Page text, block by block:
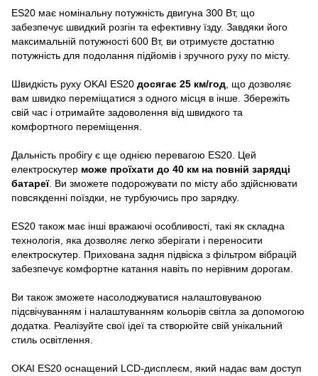
ES20 має номінальну потужність двигуна 300 Вт, що
забезпечує швидкий розгін та ефективну їзду. Завдяки його
максимальній потужності 600 Вт, ви отримуєте достатню
потужність для подолання підйомів і зручного руху по місту.
Швидкість руху OKAI ES20 досягає 25 км/год , що дозволяє
вам швидко переміщатися з одного місця в інше. Збережіть
свій час і отримайте задоволення від швидкого та
комфортного переміщення.
Дальність пробігу є ще однією перевагою ES20. Цей
електроскутер може проїхати до 40 км на повній зарядці
батареї. Ви зможете подорожувати по місту або здійснювати
повсякденні поїздки, не турбуючись про зарядку.
ES20 також має інші вражаючі особливості, такі як складна
технологія, яка дозволяє легко зберігати і переносити
електроскутер. Прихована задня підвіска з фільтром вібрацій
забезпечує комфортне катання навіть по нерівним дорогам.
Ви також зможете насолоджуватися налаштовуваною
підсвічуванням і налаштуванням кольорів світла за допомогою
додатка. Реалізуйте свої ідеї та створюйте свій унікальний
стиль освітлення.
OKAI ES20 оснащений LCD-дисплеєм, який надає вам доступ